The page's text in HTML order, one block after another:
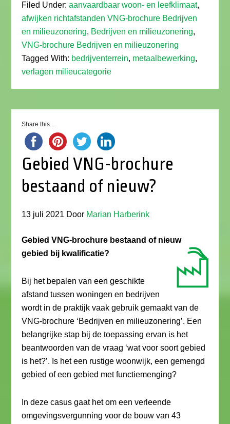
Filed Under:aanvaardbaar woon- en leefklimaat,
afwijken richtafstanden VNG-brochure Bedrijven
en milieuzonering, Bedrijven en milieuzonering,
VNG-brochure Bedrijven en milieuzonering
Tagged With: bedrijventerrein, metaalbewerking,
verlagen milieucategorie
Share this...
Gebied VNG-brochure
bestaand of nieuw?
13 juli 2021 Door Marian Harberink
Gebied VNG-brochure bestaand of nieuw
gebied bij kwalificatie?
Bij het bepalen van een geschikte
afstand tussen woningen en bedrijven
wordt in de praktijk vaak gebruik gemaakt van de
VNG-brochure ‘Bedrijven en milieuzonering’. Een
belangrijke stap bij de toepassing ervan is het
beantwoorden van de vraag ‘wat voor soort gebied
is het?’. Is het een rustige woonwijk, een gemengd
gebied of een gebied met functiemenging?
In deze casus gaat het om een verleende
omgevingsvergunning voor de bouw van 43